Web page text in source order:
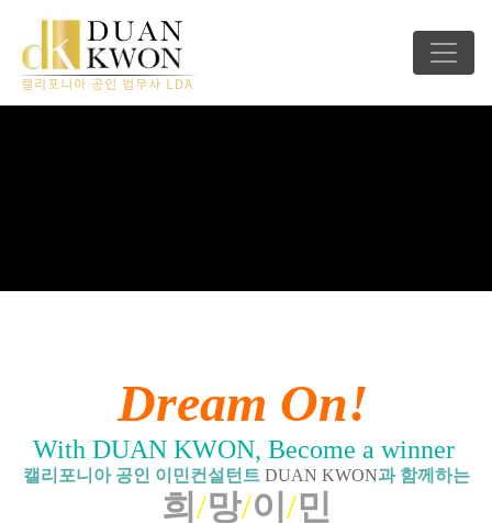
Dream On!
With DUAN KWON, Become a winner
캘리포니아 공인 이민컨설턴트 DUAN KWON과 함께하는
희 /망/이 /민